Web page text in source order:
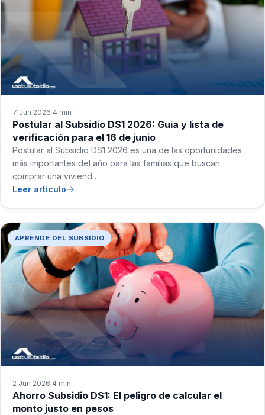
7 Jun 2026·4 min
Postular al Subsidio DS1 2026: Guía y lista de
verificación para el 16 de junio
Postular al Subsidio DS1 2026 es una de las oportunidades
más importantes del año para las familias que buscan
comprar una viviend…
Leer artículo
APRENDE DEL SUBSIDIO
2 Jun 2026·4 min
Ahorro Subsidio DS1: El peligro de calcular el
monto justo en pesos